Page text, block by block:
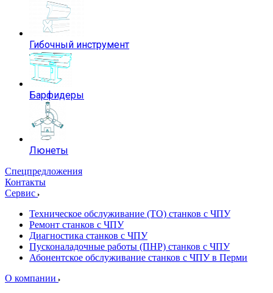
Гибочный инструмент
Барфидеры
Люнеты
Спецпредложения
Контакты
Сервис
Техническое обслуживание (ТО) станков с ЧПУ
Ремонт станков с ЧПУ
Диагностика станков с ЧПУ
Пусконаладочные работы (ПНР) станков с ЧПУ
Абонентское обслуживание станков с ЧПУ в Перми
О компании